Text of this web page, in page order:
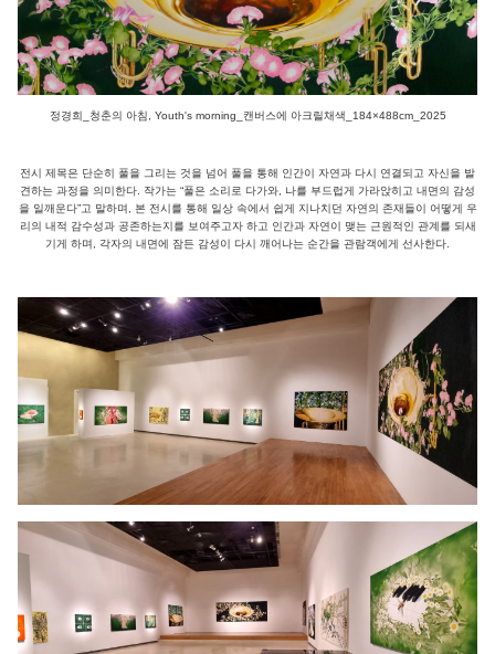
정경희_청춘의 아침, Youth's morning_캔버스에 아크릴채색_184×488cm_2025
전시 제목은 단순히 풀을 그리는 것을 넘어 풀을 통해 인간이 자연과 다시 연결되고 자신을 발
견하는 과정을 의미한다. 작가는 “풀은 소리로 다가와, 나를 부드럽게 가라앉히고 내면의 감성
을 일깨운다”고 말하며, 본 전시를 통해 일상 속에서 쉽게 지나치던 자연의 존재들이 어떻게 우
리의 내적 감수성과 공존하는지를 보여주고자 하고 인간과 자연이 맺는 근원적인 관계를 되새
기게 하며, 각자의 내면에 잠든 감성이 다시 깨어나는 순간을 관람객에게 선사한다.